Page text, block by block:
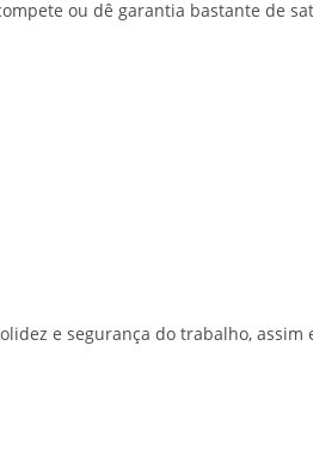
ou dê garantia bastante de
e segurança do trabalho,